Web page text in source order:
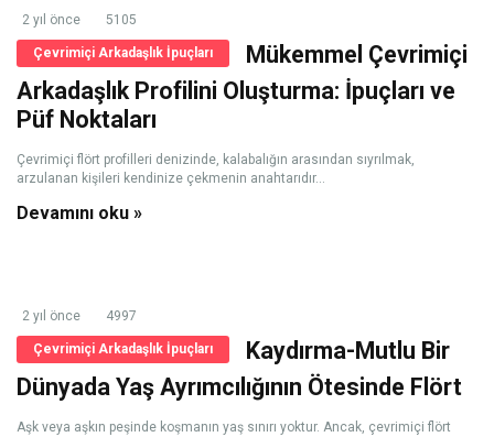
2 yıl önce 5105
Çevrimiçi Arkadaşlık İpuçları
Mükemmel Çevrimiçi
Arkadaşlık Profilini Oluşturma: İpuçları ve
Püf Noktaları
Çevrimiçi flört profilleri denizinde, kalabalığın arasından sıyrılmak,
arzulanan kişileri kendinize çekmenin anahtarıdır...
Devamını oku »
2 yıl önce 4997
Çevrimiçi Arkadaşlık İpuçları
Kaydırma-Mutlu Bir
Dünyada Yaş Ayrımcılığının Ötesinde Flört
Aşk veya aşkın peşinde koşmanın yaş sınırı yoktur. Ancak, çevrimiçi flört